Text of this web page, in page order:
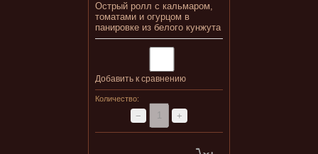
Острый ролл с кальмаром,
томатами и огурцом в
панировке из белого кунжута
Добавить к сравнению
Количество:
− +